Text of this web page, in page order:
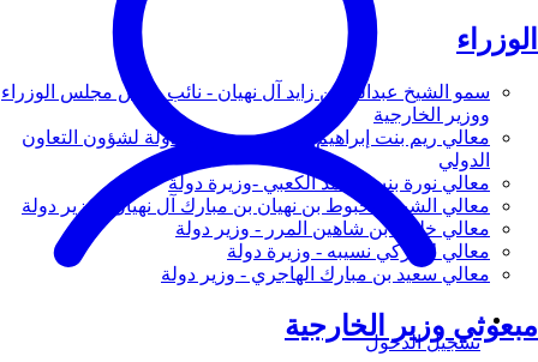
الوزراء
سمو الشيخ عبدالله بن زايد آل نهيان - نائب رئيس مجلس الوزراء
ووزير الخارجية
معالي ريم بنت إبراهيم الهاشمي - وزيرة دولة لشؤون التعاون
الدولي
معالي نورة بنت محمد الكعبي -وزيرة دولة
معالي الشيخ شخبوط بن نهيان بن مبارك آل نهيان - وزير دولة
معالي خليفة بن شاهين المرر - وزير دولة
معالي لانا زكي نسيبه - وزيرة دولة
معالي سعيد بن مبارك الهاجري - وزير دولة
مبعوثي وزير الخارجية
تسجيل الدخول